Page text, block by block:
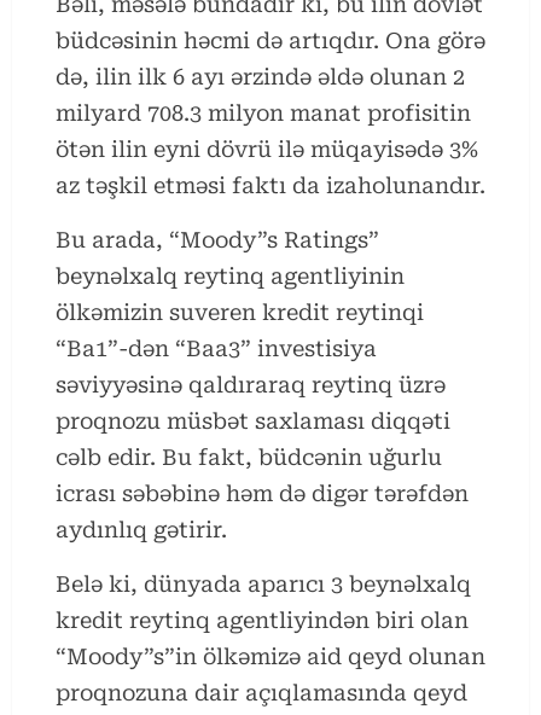
büdcəsinin həcmi də artıqdır. Ona görə
də, ilin ilk 6 ayı ərzində əldə olunan 2
milyard 708.3 milyon manat profisitin
ötən ilin eyni dövrü ilə müqayisədə 3%
az təşkil etməsi faktı da izaholunandır.
Bu arada, “Moody”s Ratings”
beynəlxalq reytinq agentliyinin
ölkəmizin suveren kredit reytinqi
“Ba1”-dən “Baa3” investisiya
səviyyəsinə qaldıraraq reytinq üzrə
proqnozu müsbət saxlaması diqqəti
cəlb edir. Bu fakt, büdcənin uğurlu
icrası səbəbinə həm də digər tərəfdən
aydınlıq gətirir.
Belə ki, dünyada aparıcı 3 beynəlxalq
kredit reytinq agentliyindən biri olan
“Moody”s”in ölkəmizə aid qeyd olunan
proqnozuna dair açıqlamasında qeyd